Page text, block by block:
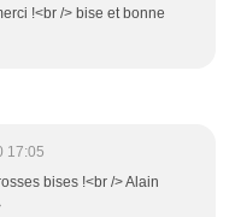
!<br /> bise et bonne
17:05
bises !<br /> Alain